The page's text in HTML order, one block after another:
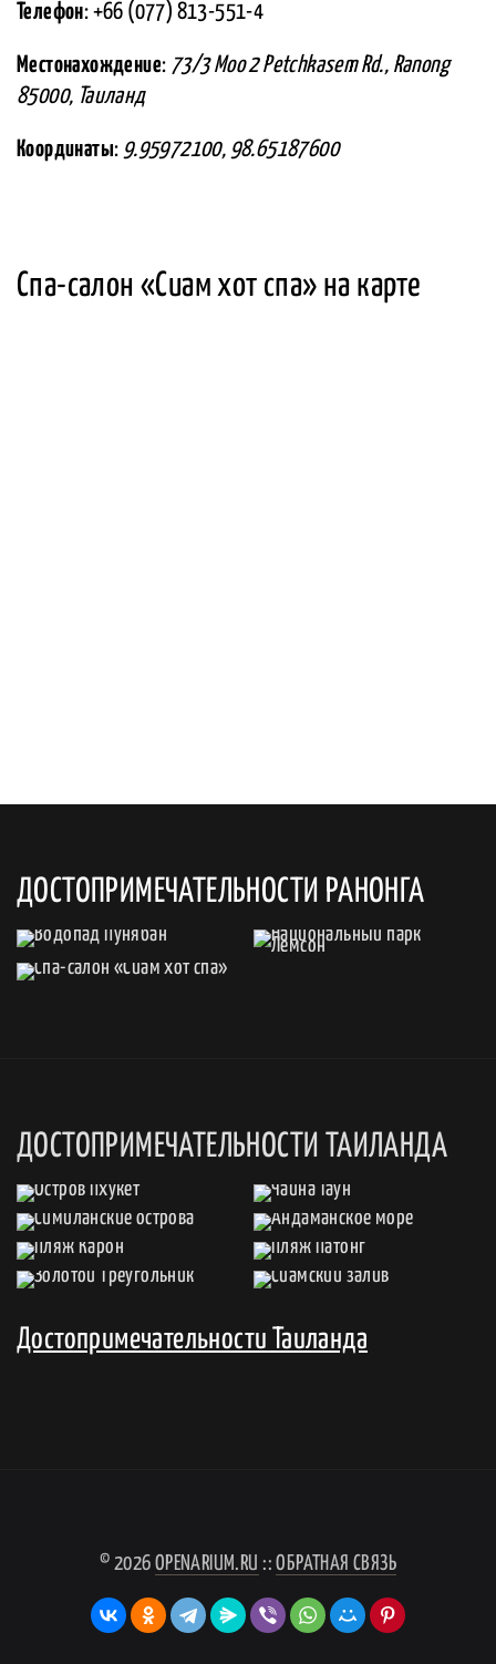
Телефон: +66 (077) 813-551-4
Местонахождение: 73/3 Moo 2 Petchkasem Rd., Ranong
85000, Таиланд
Координаты: 9.95972100, 98.65187600
Спа-салон «Сиам хот спа» на карте
ДОСТОПРИМЕЧАТЕЛЬНОСТИ РАНОНГА
ДОСТОПРИМЕЧАТЕЛЬНОСТИ ТАИЛАНДА
Достопримечательности Таиланда
© 2026 OPENARIUM.RU ::ОБРАТНАЯ СВЯЗЬ